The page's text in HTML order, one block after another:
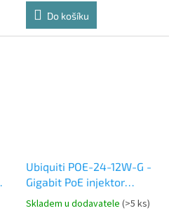
Do košíku
Ubiquiti POE-24-12W-G -
Gigabit PoE injektor
24V/0,5A (12W), včetně
Skladem u dodavatele (>5 ks)